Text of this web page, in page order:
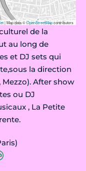
|Map data ©OpenStreetMapcontributors
de la
au long de
et DJ sets qui
la direction
Mezzo). After show
ou DJ
, La Petite